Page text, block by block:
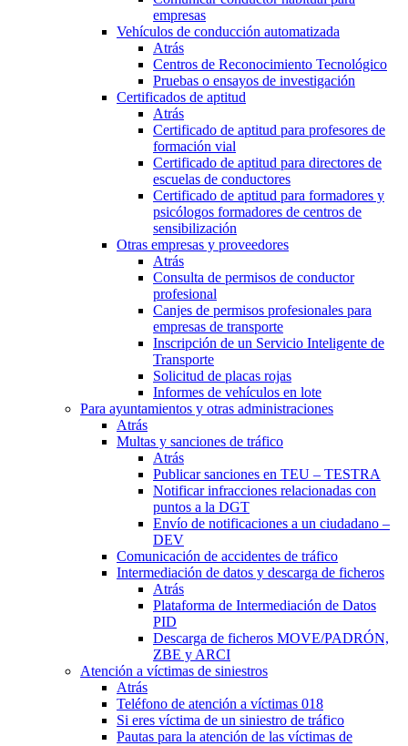
empresas
Vehículos de conducción automatizada
Atrás
Centros de Reconocimiento Tecnológico
Pruebas o ensayos de investigación
Certificados de aptitud
Atrás
Certificado de aptitud para profesores de
formación vial
Certificado de aptitud para directores de
escuelas de conductores
Certificado de aptitud para formadores y
psicólogos formadores de centros de
sensibilización
Otras empresas y proveedores
Atrás
Consulta de permisos de conductor
profesional
Canjes de permisos profesionales para
empresas de transporte
Inscripción de un Servicio Inteligente de
Transporte
Solicitud de placas rojas
Informes de vehículos en lote
Para ayuntamientos y otras administraciones
Atrás
Multas y sanciones de tráfico
Atrás
Publicar sanciones en TEU – TESTRA
Notificar infracciones relacionadas con
puntos a la DGT
Envío de notificaciones a un ciudadano –
DEV
Comunicación de accidentes de tráfico
Intermediación de datos y descarga de ficheros
Atrás
Plataforma de Intermediación de Datos
PID
Descarga de ficheros MOVE/PADRÓN,
ZBE y ARCI
Atención a víctimas de siniestros
Atrás
Teléfono de atención a víctimas 018
Si eres víctima de un siniestro de tráfico
Pautas para la atención de las víctimas de